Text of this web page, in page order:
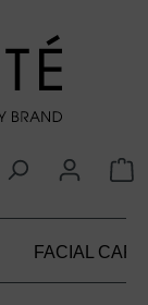
FACIAL CARE